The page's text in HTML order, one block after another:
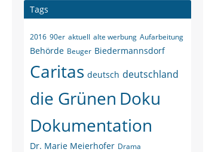
Tags
2016 90er aktuell alte werbung Aufarbeitung
Behörde Beuger Biedermannsdorf
Caritas deutsch deutschland
die Grünen Doku
Dokumentation
Dr. Marie Meierhofer Drama